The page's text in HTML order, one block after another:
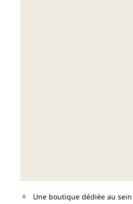
Une boutique dédiée au